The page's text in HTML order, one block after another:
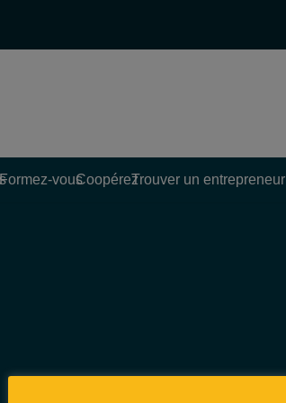
Formez-vousCoopérezTrouver un entrepreneur